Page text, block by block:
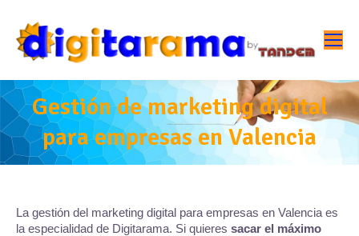
Gestión de marketing digital
para empresas en Valencia
La gestión del marketing digital para empresas en Valencia es
la especialidad de Digitarama. Si quieres sacar el máximo